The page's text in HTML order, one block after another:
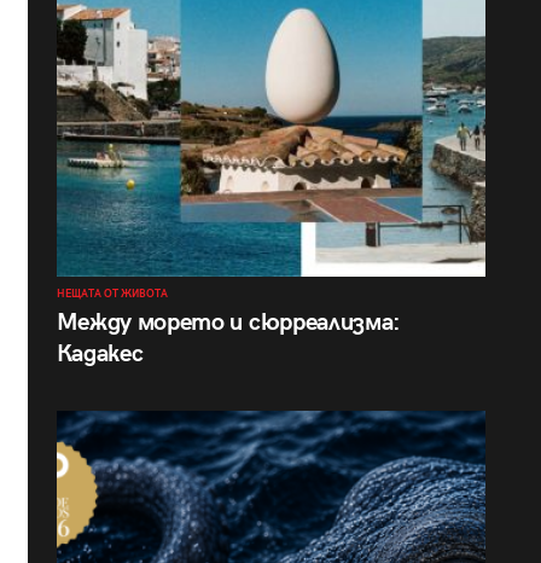
НЕЩАТА ОТ ЖИВОТА
Между морето и сюрреализма:
Кадакес